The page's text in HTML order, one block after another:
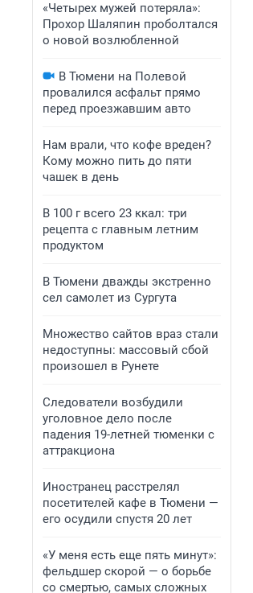
«Четырех мужей потеряла»:
Прохор Шаляпин проболтался
о новой возлюбленной
В Тюмени на Полевой
провалился асфальт прямо
перед проезжавшим авто
Нам врали, что кофе вреден?
Кому можно пить до пяти
чашек в день
В 100 г всего 23 ккал: три
рецепта с главным летним
продуктом
В Тюмени дважды экстренно
сел самолет из Сургута
Множество сайтов враз стали
недоступны: массовый сбой
произошел в Рунете
Следователи возбудили
уголовное дело после
падения 19-летней тюменки с
аттракциона
Иностранец расстрелял
посетителей кафе в Тюмени —
его осудили спустя 20 лет
«У меня есть еще пять минут»:
фельдшер скорой — о борьбе
со смертью, самых сложных